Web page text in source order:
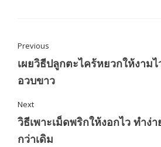
Previous
เผยวิธีปลูกตะไคร้หยวกให้งาม
อวบขาว
Next
วิธีเพาะเม็ดพริกให้งอกไว ทำง่
กว่าเดิม